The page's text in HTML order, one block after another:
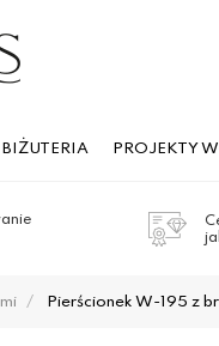
BIŻUTERIA PROJEKTY
Pierścionek W-195 z